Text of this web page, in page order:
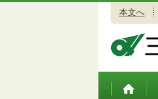
本文へ